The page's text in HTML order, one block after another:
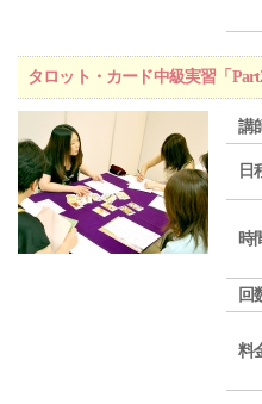
タロット・カード中級実習「
講
日
時
回
料